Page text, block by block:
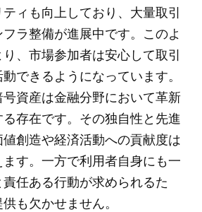
ィも向上しており、大量取引
ラ整備が進展中です。このよ
、市場参加者は安心して取引
できるようになっています。
資産は金融分野において革新
存在です。その独自性と先進
創造や経済活動への貢献度は
す。一方で利用者自身にも一
任ある行動が求められるた
も欠かせません。